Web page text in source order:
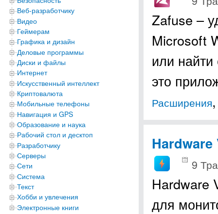
Веб-разработчику
Видео
Геймерам
Графика и дизайн
Деловые программы
Диски и файлы
Интернет
Искусственный интеллект
Криптовалюта
Мобильные телефоны
Навигация и GPS
Образование и наука
Рабочий стол и десктоп
Разработчику
Серверы
Сети
Система
Текст
Хобби и увлечения
Электронные книги
Zafuse –
Microsoft
или
это
Расширения
9
Hardware
для